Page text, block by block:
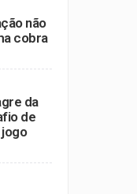
não
cobra
da
de